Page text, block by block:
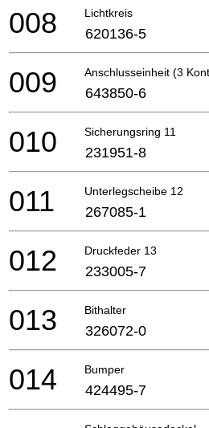
Lichtkreis
008 620136-5
Anschlusseinheit (3
009 643850-6
Sicherungsring 11
010 231951-8
Unterlegscheibe 12
011 267085-1
Druckfeder 13
012 233005-7
Bithalter
013 326072-0
Bumper
014 424495-7